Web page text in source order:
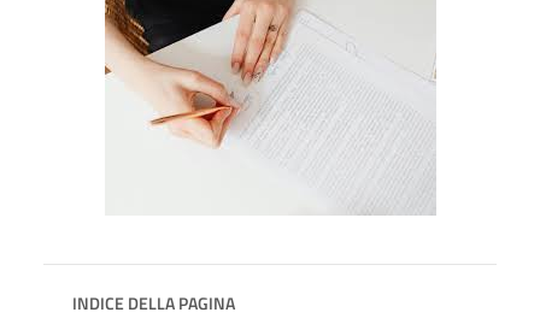
INDICE DELLA PAGINA